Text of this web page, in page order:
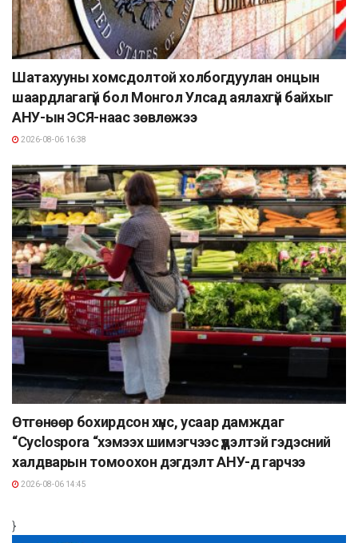
Шатахууны хомсдолтой холбогдуулан онцын
шаардлагагүй бол Монгол Улсад аялахгүй байхыг
АНУ-ын ЭСЯ-наас зөвлөжээ
2026-08-06 16:38
Өтгөнөөр бохирдсон хүнс, усаар дамждаг
“Cyclospora “хэмээх шимэгчээс үүдэлтэй гэдэсний
халдварын томоохон дэгдэлт АНУ-д гарчээ
2026-08-06 14:45
}